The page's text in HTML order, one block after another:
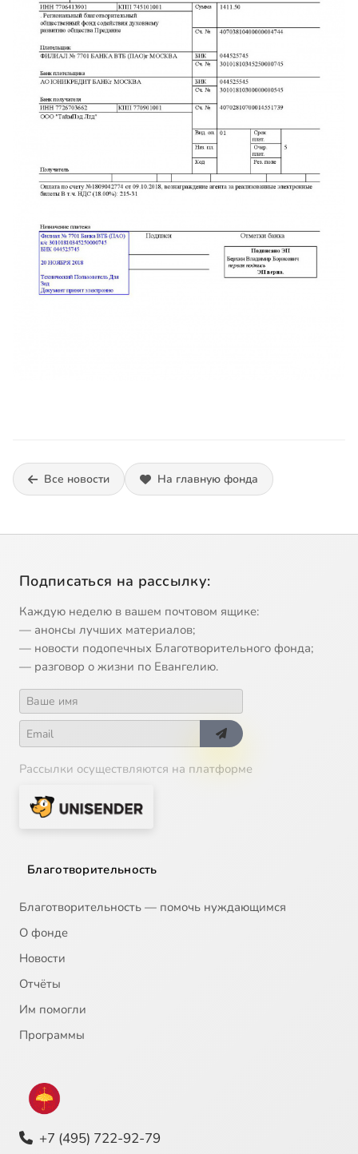
Все новости На главную фонда
Подписаться на рассылку:
Каждую неделю в вашем почтовом ящике:
— анонсы лучших материалов;
— новости подопечных Благотворительного фонда;
— разговор о жизни по Евангелию.
Рассылки осуществляются на платформе
Благотворительность
Благотворительность — помочь нуждающимся
О фонде
Новости
Отчёты
Им помогли
Программы
+7 (495) 722-92-79